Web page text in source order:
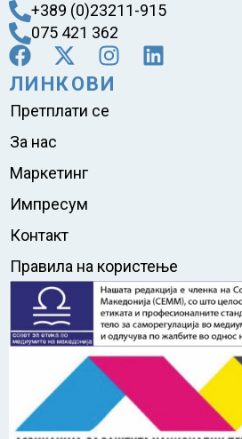
+389 (0)23211-915
075 421 362
ЛИНКОВИ
Претплати се
За нас
Маркетинг
Импресум
Контакт
Правила на користење